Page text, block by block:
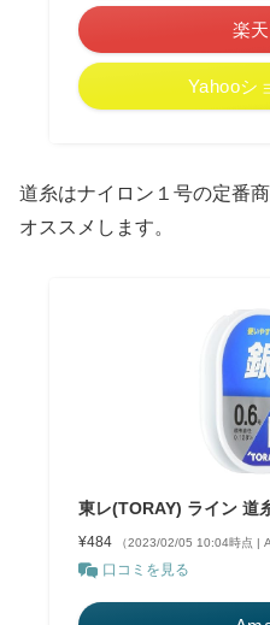
楽
Yahooシ
道糸はナイロン１号の定番
オススメします。
東レ(TORAY) ライン 道
¥484 （2023/02/05 10:04時点 |
口コミを見る